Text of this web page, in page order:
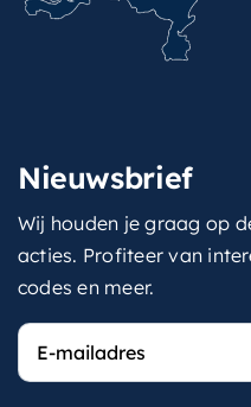
Nieuwsbrief
Wij houden je graag op
acties. Profiteer van
codes en meer.
E-
mailadres